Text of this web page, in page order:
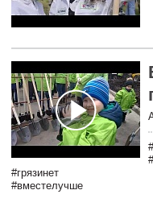
#грязинет
#вместелучше